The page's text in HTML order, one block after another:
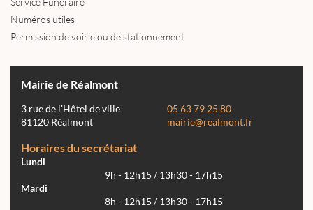
Numéros utiles
Permission de voirie ou de stationnement
Mairie de Réalmont
3 rue de l'Hôtel de ville
81120 Réalmont
05 63 79 25 80
mairie@realmont.fr
Horaires du secrétariat
Lundi
9h - 12h15 / 13h30 - 17h15
Mardi
8h - 12h15 / 13h30 - 17h15